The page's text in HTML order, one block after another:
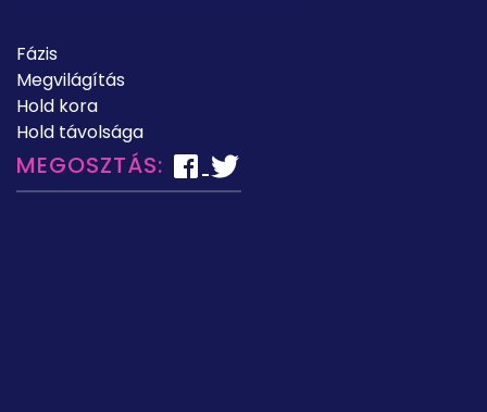
Fázis
Megvilágítás
Hold kora
Hold távolsága
MEGOSZTÁS: